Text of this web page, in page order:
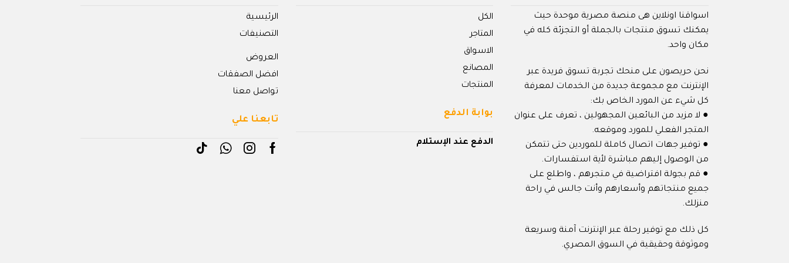
اسواقنا اونلاين هى منصة مصرية موحدة حيث
يمكنك تسوق منتجات بالجملة أو التجزئة كله في
مكان واحد.
نحن حريصون على منحك تجربة تسوق فريدة عبر
الإنترنت مع مجموعة جديدة من الخدمات لمعرفة
كل شيء عن المورد الخاص بك:
● لا مزيد من البائعين المجهولين ، تعرف على عنوان
المتجر الفعلي للمورد وموقعه.
● توفير جهات اتصال كاملة للموردين حتى تتمكن
من الوصول إليهم مباشرة لأية استفسارات.
● قم بجولة افتراضية في متجرهم ، واطلع على
جميع منتجاتهم وأسعارهم وأنت جالس في راحة
منزلك.
كل ذلك مع توفير رحلة عبر الإنترنت آمنة وسريعة
وموثوقة وحقيقية في السوق المصري.
الكل
المتاجر
الاسواق
المصانع
المنتجات
بوابة الدفع
الدفع عند الإستلام
الرئيسية
التصنيفات
العروض
افضل الصفقات
تواصل معنا
تابعنا علي